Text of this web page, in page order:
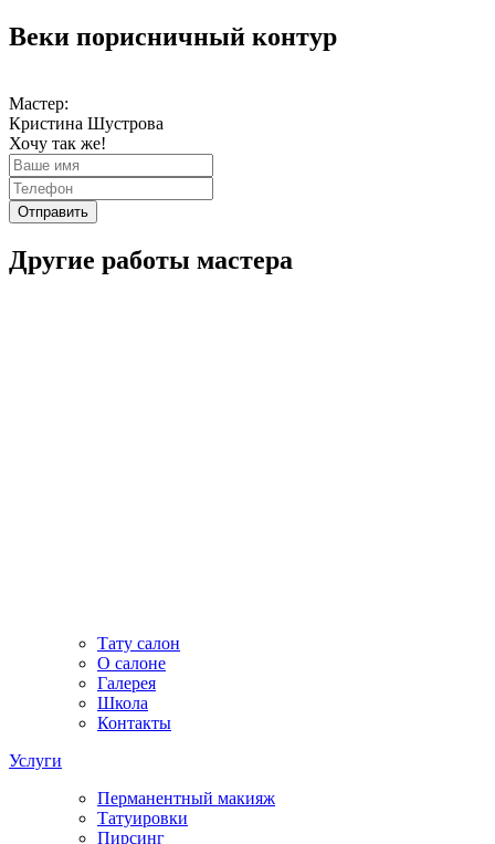
Веки порисничный контур
Мастер:
Кристина Шустрова
Хочу так же!
Отправить
Другие работы мастера
Тату салон
О салоне
Галерея
Школа
Контакты
Услуги
Перманентный макияж
Татуировки
Пирсинг